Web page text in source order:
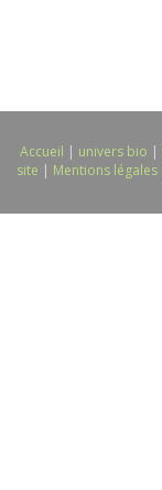
Accueil | univers bio |
site | Mentions légales